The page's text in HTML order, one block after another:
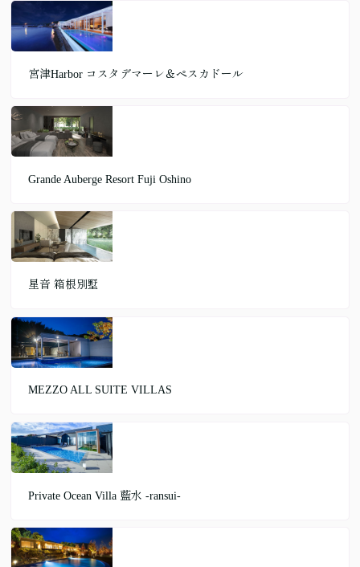
宮津Harbor コスタデマーレ＆ペスカドール
Grande Auberge Resort Fuji Oshino
星音 箱根別墅
MEZZO ALL SUITE VILLAS
Private Ocean Villa 藍水 -ransui-